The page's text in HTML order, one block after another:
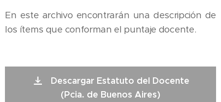
En este archivo encontrarán una descripción de
los ítems que conforman el puntaje docente.
Descargar Estatuto del Docente
(Pcia. de Buenos Aires)